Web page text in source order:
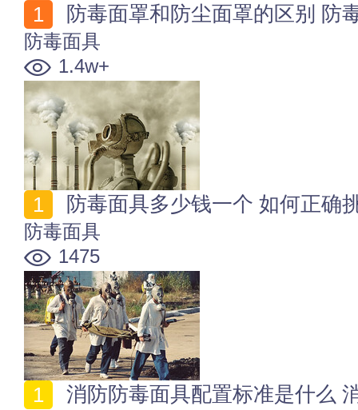
防毒面罩和防尘面罩的区别 防
防毒面具
1.4w+
防毒面具多少钱一个 如何正确
防毒面具
1475
消防防毒面具配置标准是什么